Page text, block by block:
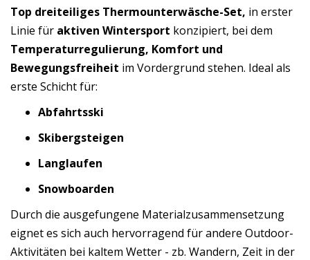
Top dreiteiliges Thermounterwäsche-Set, in erster
Linie für aktiven Wintersport konzipiert, bei dem
Temperaturregulierung, Komfort und
Bewegungsfreiheit im Vordergrund stehen. Ideal als
erste Schicht für:
Abfahrtsski
Skibergsteigen
Langlaufen
Snowboarden
Durch die ausgefungene Materialzusammensetzung
eignet es sich auch hervorragend für andere Outdoor-
Aktivitäten bei kaltem Wetter - zb. Wandern, Zeit in der